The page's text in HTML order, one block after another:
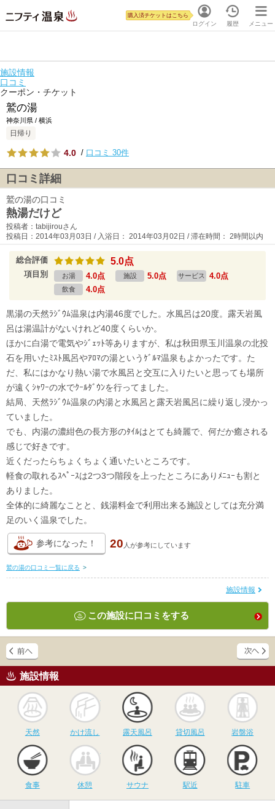
ログイン
購入済チケットはこちら
履歴 メニュー
施設情報
口コミ
クーポン・チケット
鷲の湯
神奈川県 / 横浜
日帰り
4.0 / 口コミ 30件
口コミ詳細
鷲の湯の口コミ
熱湯だけど
投稿者：tabijirouさん
投稿日：2014年03月03日 / 入浴日： 2014年03月02日 / 滞在時間： 2時間以内
総合評価 5.0点
項目別 お湯 4.0点 施設 5.0点 サービス 4.0点
飲食 4.0点
黒湯の天然ﾗｼﾞｳﾑ温泉は内湯46度でした。水風呂は20度。露天岩風
呂は湯温計がないけれど40度くらいか。
ほかに白湯で電気やｼﾞｪｯﾄ等ありますが、私は秋田県玉川温泉の北投
石を用いたﾐｽﾄ風呂やｱﾛﾏの湯というｹﾞﾙﾏ温泉もよかったです。た
だ、私にはかなり熱い湯で水風呂と交互に入りたいと思っても場所
が遠くｼｬﾜｰの水でｸｰﾙﾀﾞｳﾝを行ってました。
結局、天然ﾗｼﾞｳﾑ温泉の内湯と水風呂と露天岩風呂に繰り返し浸かっ
ていました。
でも、内湯の濃紺色の長方形のﾀｲﾙはとても綺麗で、何だか癒される
感じで好きです。
近くだったらちょくちょく通いたいところです。
軽食の取れるｽﾍﾟｰｽは2つ3つ階段を上ったところにありﾒﾆｭｰも割と
ありました。
全体的に綺麗なことと、銭湯料金で利用出来る施設としては充分満
足のいく温泉でした。
参考になった！ 20 人が参考にしています
鷲の湯の口コミ一覧に戻る >
施設情報
この施設に口コミをする
施設情報
天然
かけ流し
かけ流し
露天風呂
露天風呂
貸切風呂
貸切風呂 岩盤浴
食事 休憩
サウナ
サウナ 駅近 駐車